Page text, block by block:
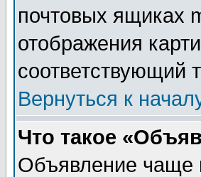
почтовых ящиках
отображения
соответствующий
Вернуться к
Что такое
Объявление чаще